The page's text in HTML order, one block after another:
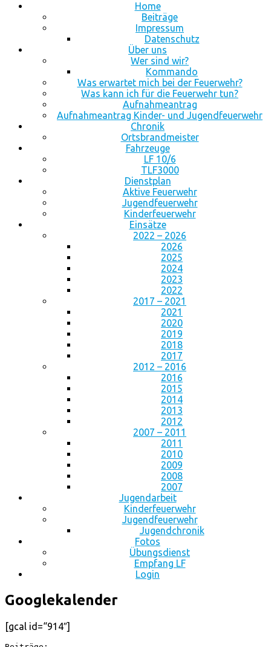
Home
Beiträge
Impressum
Datenschutz
Über uns
Wer sind wir?
Kommando
Was erwartet mich bei der Feuerwehr?
Was kann ich für die Feuerwehr tun?
Aufnahmeantrag
Aufnahmeantrag Kinder- und Jugendfeuerwehr
Chronik
Ortsbrandmeister
Fahrzeuge
LF 10/6
TLF3000
Dienstplan
Aktive Feuerwehr
Jugendfeuerwehr
Kinderfeuerwehr
Einsätze
2022 – 2026
2026
2025
2024
2023
2022
2017 – 2021
2021
2020
2019
2018
2017
2012 – 2016
2016
2015
2014
2013
2012
2007 – 2011
2011
2010
2009
2008
2007
Jugendarbeit
Kinderfeuerwehr
Jugendfeuerwehr
Jugendchronik
Fotos
Übungsdienst
Empfang LF
Login
Googlekalender
[gcal id=“914″]